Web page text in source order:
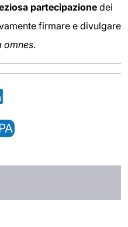
partecipazione dei
firmare e divulgare
omnes.